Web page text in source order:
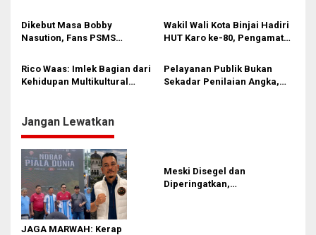
Medan
dan PSSI: Jangan Bikin Malu!
Dikebut Masa Bobby
Nasution, Fans PSMS
Teladan Lambat Di Tangan
Rico Waas
Wakil Wali Kota Binjai Hadiri
HUT Karo ke-80, Pengamat
Kota Medan
Rico Waas: Imlek Bagian dari
Kehidupan Multikultural
Pelayanan Publik Bukan
Sekadar Penilaian Angka,
Jangan Lewatkan
JAGA MARWAH: Kerap
Meski Disegel dan
Diperingatkan,